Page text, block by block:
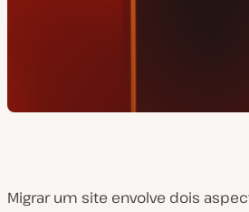
Migrar um site envolve dois